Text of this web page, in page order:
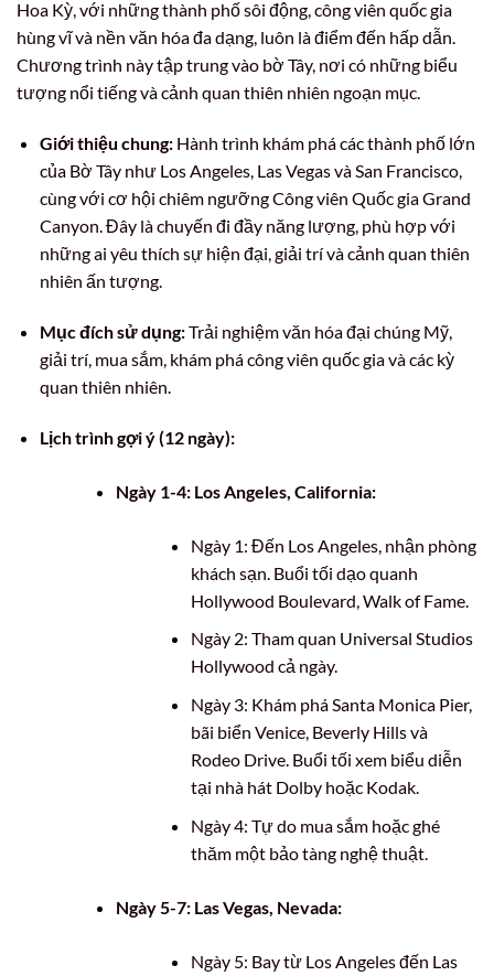
Hoa Kỳ, với những thành phố sôi động, công viên quốc gia
hùng vĩ và nền văn hóa đa dạng, luôn là điểm đến hấp dẫn.
Chương trình này tập trung vào bờ Tây, nơi có những biểu
tượng nổi tiếng và cảnh quan thiên nhiên ngoạn mục.
Giới thiệu chung:Hành trình khám phá các thành phố lớn
của Bờ Tây như Los Angeles, Las Vegas và San Francisco,
cùng với cơ hội chiêm ngưỡng Công viên Quốc gia Grand
Canyon. Đây là chuyến đi đầy năng lượng, phù hợp với
những ai yêu thích sự hiện đại, giải trí và cảnh quan thiên
nhiên ấn tượng.
Mục đích sử dụng:Trải nghiệm văn hóa đại chúng Mỹ,
giải trí, mua sắm, khám phá công viên quốc gia và các kỳ
quan thiên nhiên.
Lịch trình gợi ý (12 ngày):
Ngày 1-4: Los Angeles, California:
Ngày 1: Đến Los Angeles, nhận phòng
khách sạn. Buổi tối dạo quanh
Hollywood Boulevard, Walk of Fame.
Ngày 2: Tham quan Universal Studios
Hollywood cả ngày.
Ngày 3: Khám phá Santa Monica Pier,
bãi biển Venice, Beverly Hills và
Rodeo Drive. Buổi tối xem biểu diễn
tại nhà hát Dolby hoặc Kodak.
Ngày 4: Tự do mua sắm hoặc ghé
thăm một bảo tàng nghệ thuật.
Ngày 5-7: Las Vegas, Nevada:
Ngày 5: Bay từ Los Angeles đến Las